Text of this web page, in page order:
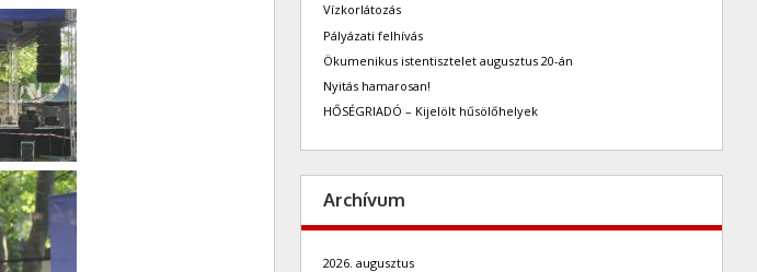
Vízkorlátozás
Pályázati felhívás
Ökumenikus istentisztelet augusztus 20-án
Nyitás hamarosan!
HŐSÉGRIADÓ – Kijelölt hűsölőhelyek
Archívum
2026. augusztus